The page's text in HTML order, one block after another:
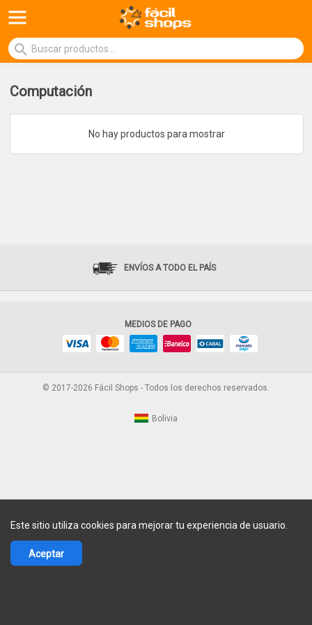
Computación
No hay productos para mostrar
ENVÍOS A TODO EL PAÍS
MEDIOS DE PAGO
© 2017-2026 Fácil Shops - Todos los derechos reservados.
Bolivia
Este sitio utiliza cookies para mejorar tu experiencia de usuario.
Aceptar